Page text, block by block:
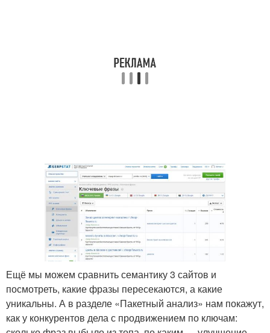
Ещё мы можем сравнить семантику 3 сайтов и
посмотреть, какие фразы пересекаются, а какие
уникальны. А в разделе «Пакетный анализ» нам покажут,
как у конкурентов дела с продвижением по ключам: